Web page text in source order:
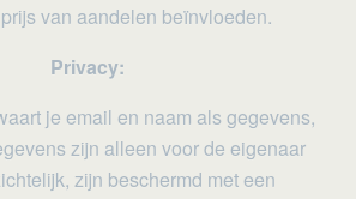
van aandelen beïnvloeden.
Privacy:
je email en naam als gegevens,
zijn alleen voor de eigenaar
zijn beschermd met een